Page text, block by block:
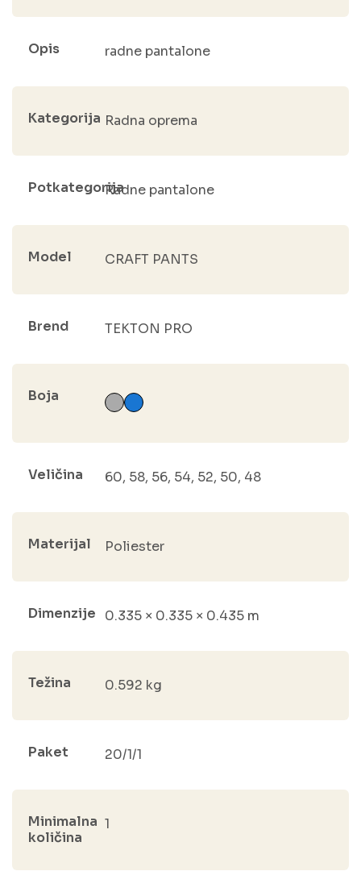
Opis radne pantalone
Kategorija Radna oprema
PotkategorijaRadne pantalone
Model CRAFT PANTS
Brend TEKTON PRO
Boja
Veličina 60, 58, 56, 54, 52, 50, 48
Materijal Poliester
Dimenzije 0.335 × 0.335 × 0.435 m
Težina 0.592 kg
Paket 20/1/1
Minimalna
količina
1